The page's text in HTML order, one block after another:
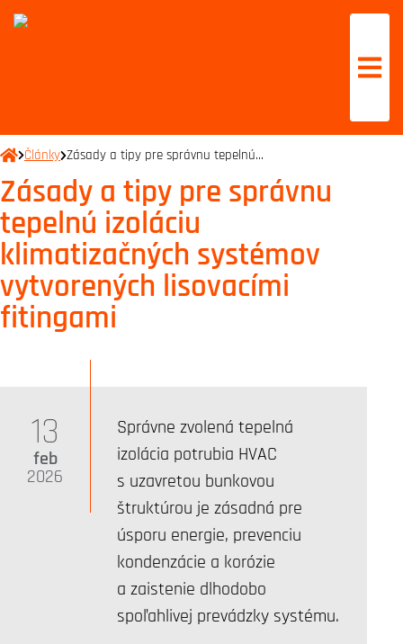
Články Zásady a tipy pre správnu tepelnú…
Zásady a tipy pre správnu
tepelnú izoláciu
klimatizačných systémov
vytvorených lisovacími
fitingami
13
feb
2026
Správne zvolená tepelná
izolácia potrubia HVAC
s uzavretou bunkovou
štruktúrou je zásadná pre
úsporu energie, prevenciu
kondenzácie a korózie
a zaistenie dlhodobo
spoľahlivej prevádzky systému.